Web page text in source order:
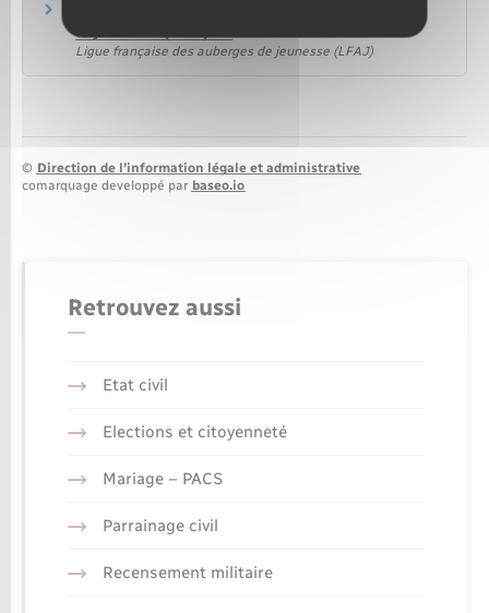
la jeunesse (LFAJ)
Ligue française des auberges de jeunesse (LFAJ)
© Direction de l’information légale et administrative
comarquage developpé par baseo.io
Retrouvez aussi
Etat civil
Elections et citoyenneté
Mariage – PACS
Parrainage civil
Recensement militaire